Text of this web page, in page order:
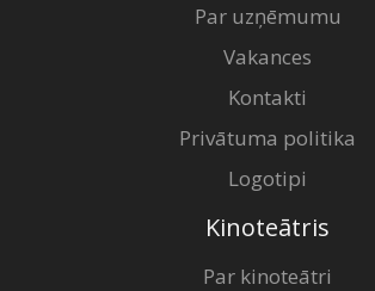
Par uzņēmumu
Vakances
Kontakti
Privātuma politika
Logotipi
Kinoteātris
Par kinoteātri